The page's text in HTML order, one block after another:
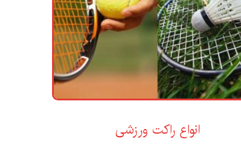
انواع راکت ورزشی